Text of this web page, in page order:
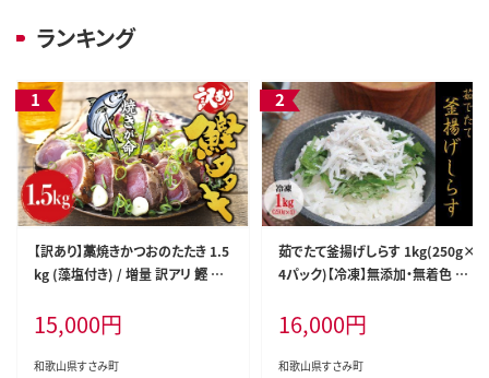
ランキング
【訳あり】藁焼きかつおのたたき 1.5
kg (藻塩付き) / 増量 訳アリ 鰹 カ
たき 丼 刺身【nks106A】
15,000円
和歌山県すさみ町
茹でたて釜揚げしらす 1kg(250g×
4パック)【冷凍】無添加・無着色 し
ar103】
16,000円
和歌山県すさみ町